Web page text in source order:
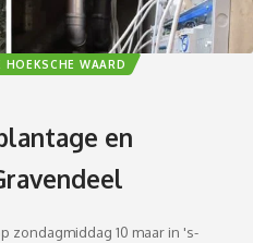
HOEKSCHE WAARD
en
zondagmiddag 10 maar in 's-